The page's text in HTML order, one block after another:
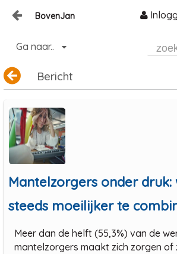
BovenJan
Home
Zoeken
Ga naar..
Bericht
Mantelzorgers onder druk:
steeds moeilijker te
Meer dan de helft (55,3%) van de
mantelzorgers maakt zich zorgen of